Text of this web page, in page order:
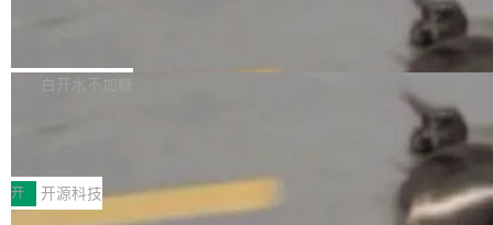
个主 agent 循环，外加一组后台 agent。这些后
库，并将作为transport接入Mooncake TENT。
MPComm将作为一种传输引擎接入Mooncake T
ENT，实现零拷贝传输性能提升30%、非零拷贝
白开水不加糖
型案例入选名单》，深信服“面向企业研发场景的
开源 AI 编程平台 CoStrict 应用”凭借卓越的技术
开 开源科技